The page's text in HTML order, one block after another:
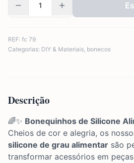
REF: fc 79
Categorias: DIY & Materiais, bonecos
Descrição
🌈✨ Bonequinhos de Silicone
Cheios de cor e alegria, os
silicone de grau alimentar são
transformar acessórios em